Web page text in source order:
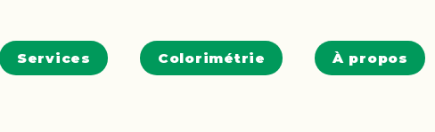
Services Colorimétrie À propos